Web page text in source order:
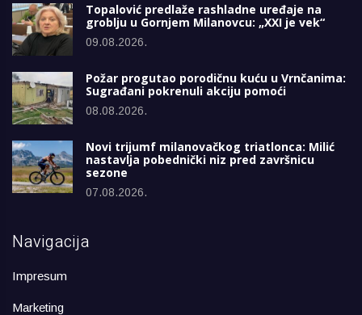
Topalović predlaže rashladne uređaje na
groblju u Gornjem Milanovcu: „XXI je vek“
09.08.2026.
Požar progutao porodičnu kuću u Vrnčanima:
Sugrađani pokrenuli akciju pomoći
08.08.2026.
Novi trijumf milanovačkog triatlonca: Milić
nastavlja pobednički niz pred završnicu
sezone
07.08.2026.
Navigacija
Impresum
Marketing